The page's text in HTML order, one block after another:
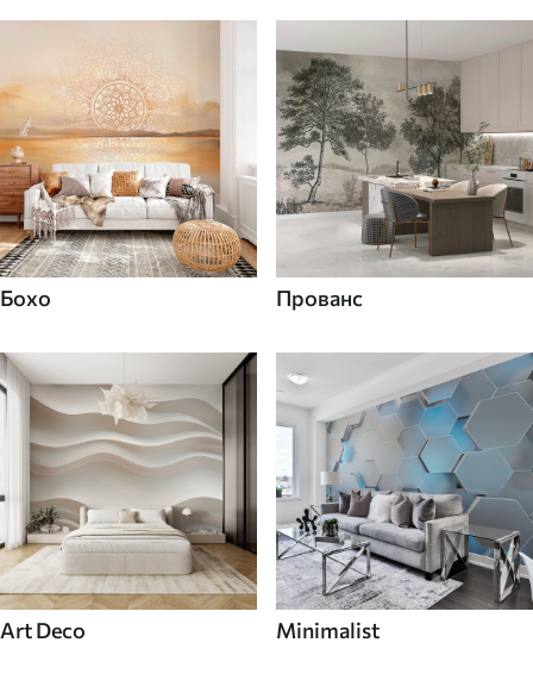
Бохо Прованс
Art Deco Minimalist